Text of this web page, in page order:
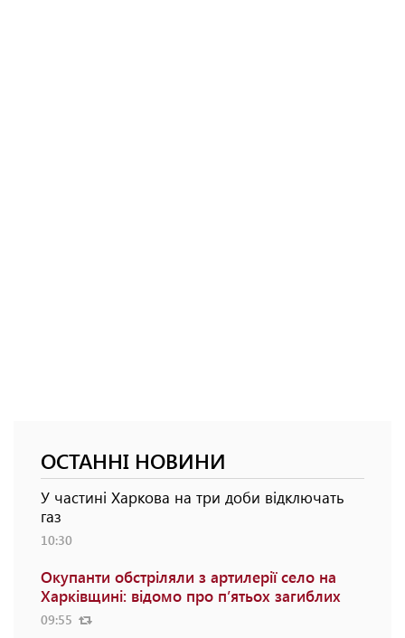
ОСТАННІ НОВИНИ
У частині Харкова на три доби відключать
газ
10:30
Окупанти обстріляли з артилерії село на
Харківщині: відомо про п’ятьох загиблих
09:55